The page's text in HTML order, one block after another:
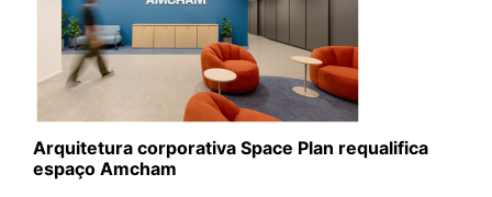
Arquitetura corporativa Space Plan requalifica
espaço Amcham